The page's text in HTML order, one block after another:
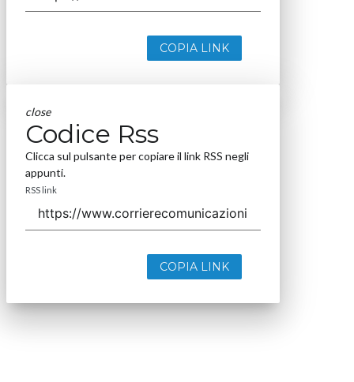
COPIA LINK
close
Codice Rss
Clicca sul pulsante per copiare il link RSS negli
appunti.
RSS link
COPIA LINK